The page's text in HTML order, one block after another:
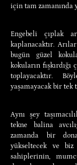
için tam zamanında
Engebeli çıplak
kaplanacaktır.
bugün güzel
kokuların
toplayacaktır.
yaşamayacak bir tek
Aynı şey
tekne balina
zamanda bir
yükseltecek ve biz
sahiplerinin,